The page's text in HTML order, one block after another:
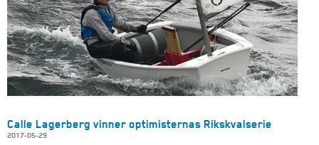
Calle Lagerberg vinner optimisternas Rikskvalserie
2017-05-29